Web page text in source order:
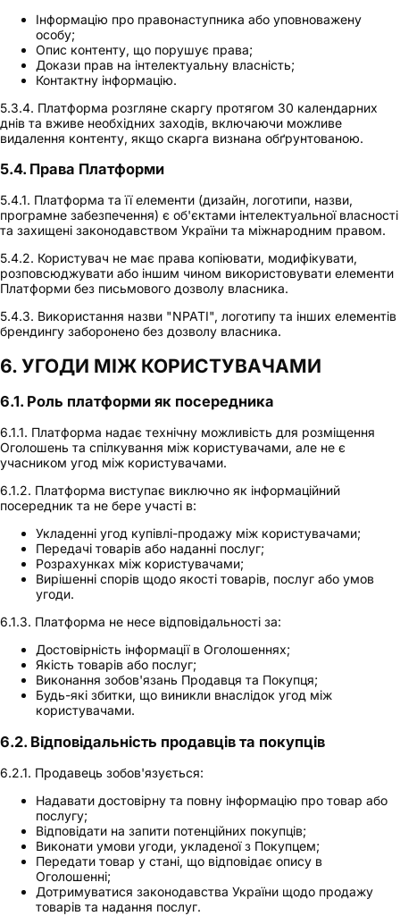
Інформацію про правонаступника або уповноважену
особу;
Опис контенту, що порушує права;
Докази прав на інтелектуальну власність;
Контактну інформацію.
5.3.4. Платформа розгляне скаргу протягом 30 календарних
днів та вживе необхідних заходів, включаючи можливе
видалення контенту, якщо скарга визнана обґрунтованою.
5.4. Права Платформи
5.4.1. Платформа та її елементи (дизайн, логотипи, назви,
програмне забезпечення) є об'єктами інтелектуальної власності
та захищені законодавством України та міжнародним правом.
5.4.2. Користувач не має права копіювати, модифікувати,
розповсюджувати або іншим чином використовувати елементи
Платформи без письмового дозволу власника.
5.4.3. Використання назви "NPATI", логотипу та інших елементів
брендингу заборонено без дозволу власника.
6. УГОДИ МІЖ КОРИСТУВАЧАМИ
6.1. Роль платформи як посередника
6.1.1. Платформа надає технічну можливість для розміщення
Оголошень та спілкування між користувачами, але не є
учасником угод між користувачами.
6.1.2. Платформа виступає виключно як інформаційний
посередник та не бере участі в:
Укладенні угод купівлі-продажу між користувачами;
Передачі товарів або наданні послуг;
Розрахунках між користувачами;
Вирішенні спорів щодо якості товарів, послуг або умов
угоди.
6.1.3. Платформа не несе відповідальності за:
Достовірність інформації в Оголошеннях;
Якість товарів або послуг;
Виконання зобов'язань Продавця та Покупця;
Будь-які збитки, що виникли внаслідок угод між
користувачами.
6.2. Відповідальність продавців та покупців
6.2.1. Продавець зобов'язується:
Надавати достовірну та повну інформацію про товар або
послугу;
Відповідати на запити потенційних покупців;
Виконати умови угоди, укладеної з Покупцем;
Передати товар у стані, що відповідає опису в
Оголошенні;
Дотримуватися законодавства України щодо продажу
товарів та надання послуг.